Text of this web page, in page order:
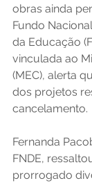
obras ainda
Fundo
da Educação
vinculada ao
(MEC), alerta
dos projetos
cancelamento.
Fernanda
FNDE,
prorrogado